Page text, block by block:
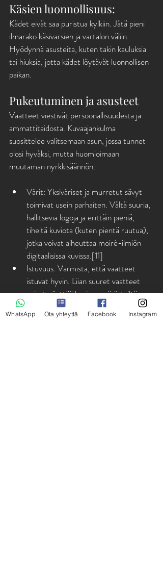
Käsien luonnollisuus:
Kädet eivät saa puristua kylkiin. Jätä pieni
ilmarako käsivarsien ja vartalon väliin.
Hyödynnä asusteita, kuten takin kauluksia
tai hiuksia, jotta kädet löytävät luonnollisen
paikan.
Pukeutuminen ja asusteet
Vaatteet viestivät persoonallisuudesta ja
ammattitaidosta. Kuvaajankulma
suosittelee valitsemaan asun, jossa tunnet
olosi hyväksi, mutta huomioimaan
muutaman nyrkkisäännön:
Värit: Yksiväriset ja murretut sävyt
toimivat usein parhaiten. Vältä suuria,
hallitsevia logoja ja erittäin pieniä,
tiheitä kuviota (kuten pientä ruutua),
jotka voivat aiheuttaa moiré-ilmiön
digitaalisissa kuvissa.[11]
Istuvuus: Varmista, että vaatteet
istuvat hyvin. Liian suuret vaatteet
voivat näyttää kuvissa epäsiisteiltä,
kun taas liian kireät voivat rajoittaa
luonnollista liikkumista.[11]
WhatsApp Ota yhteyttä Facebook Instagram